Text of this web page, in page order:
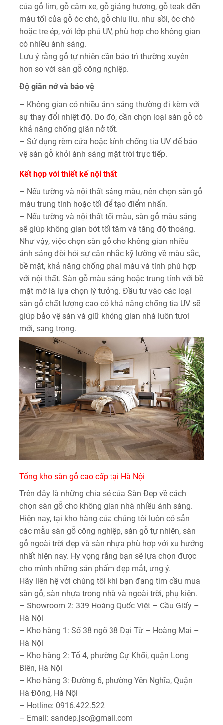
của gỗ lim, gỗ căm xe, gỗ giáng hương, gỗ teak đến
màu tối của gỗ óc chó, gỗ chiu liu. như sồi, óc chó
hoặc tre ép, với lớp phủ UV, phù hợp cho không gian
có nhiều ánh sáng.
Lưu ý rằng gỗ tự nhiên cần bảo trì thường xuyên
hơn so với sàn gỗ công nghiệp.
Độ giãn nở và bảo vệ
– Không gian có nhiều ánh sáng thường đi kèm với
sự thay đổi nhiệt độ. Do đó, cần chọn loại sàn gỗ có
khả năng chống giãn nở tốt.
– Sử dụng rèm cửa hoặc kính chống tia UV để bảo
vệ sàn gỗ khỏi ánh sáng mặt trời trực tiếp.
Kết hợp với thiết kế nội thất
– Nếu tường và nội thất sáng màu, nên chọn sàn gỗ
màu trung tính hoặc tối để tạo điểm nhấn.
– Nếu tường và nội thất tối màu, sàn gỗ màu sáng
sẽ giúp không gian bớt tối tăm và tăng độ thoáng.
Như vậy, việc chọn sàn gỗ cho không gian nhiều
ánh sáng đòi hỏi sự cân nhắc kỹ lưỡng về màu sắc,
bề mặt, khả năng chống phai màu và tính phù hợp
với nội thất. Sàn gỗ màu sáng hoặc trung tính với bề
mặt mờ là lựa chọn lý tưởng. Đầu tư vào các loại
sàn gỗ chất lượng cao có khả năng chống tia UV sẽ
giúp bảo vệ sàn và giữ không gian nhà luôn tươi
mới, sang trọng.
Tổng kho sàn gỗ cao cấp tại Hà Nội
Trên đây là những chia sẻ của Sàn Đẹp về cách
chọn sàn gỗ cho không gian nhà nhiều ánh sáng.
Hiện nay, tại kho hàng của chúng tôi luôn có sẵn
các mẫu sàn gỗ công nghiệp, sàn gỗ tự nhiên, sàn
gỗ ngoài trời đẹp và sàn nhựa phù hợp với xu hướng
nhất hiện nay. Hy vọng rằng bạn sẽ lựa chọn được
cho mình những sản phẩm đẹp mắt, ưng ý.
Hãy liên hệ với chúng tôi khi bạn đang tìm cầu mua
sàn gỗ, sàn nhựa trong nhà và ngoài trời, phụ kiện.
– Showroom 2: 339 Hoàng Quốc Việt – Cầu Giấy –
Hà Nội
– Kho hàng 1: Số 38 ngõ 38 Đại Từ – Hoàng Mai –
Hà Nội
– Kho hàng 2: Tổ 4, phường Cự Khối, quận Long
Biên, Hà Nội
– Kho hàng 3: Đường 6, phường Yên Nghĩa, Quận
Hà Đông, Hà Nội
– Hotline: 0916.422.522
– Email: sandep.jsc@gmail.com